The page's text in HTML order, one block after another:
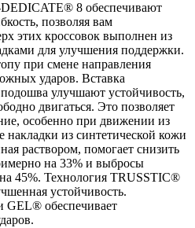
8 обеспечивают
позволяя вам
этих кроссовок выполнен из
для улучшения поддержки.
при смене направления
ударов. Вставка
улучшают устойчивость,
двигаться. Это позволяет
особенно при движении из
из синтетической кожи
раствором, помогает снизить
на 33% и выбросы
45%. Технология TRUSSTIC®
устойчивость.
GEL® обеспечивает